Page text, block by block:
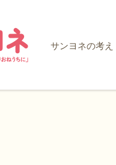
サンヨネの考え